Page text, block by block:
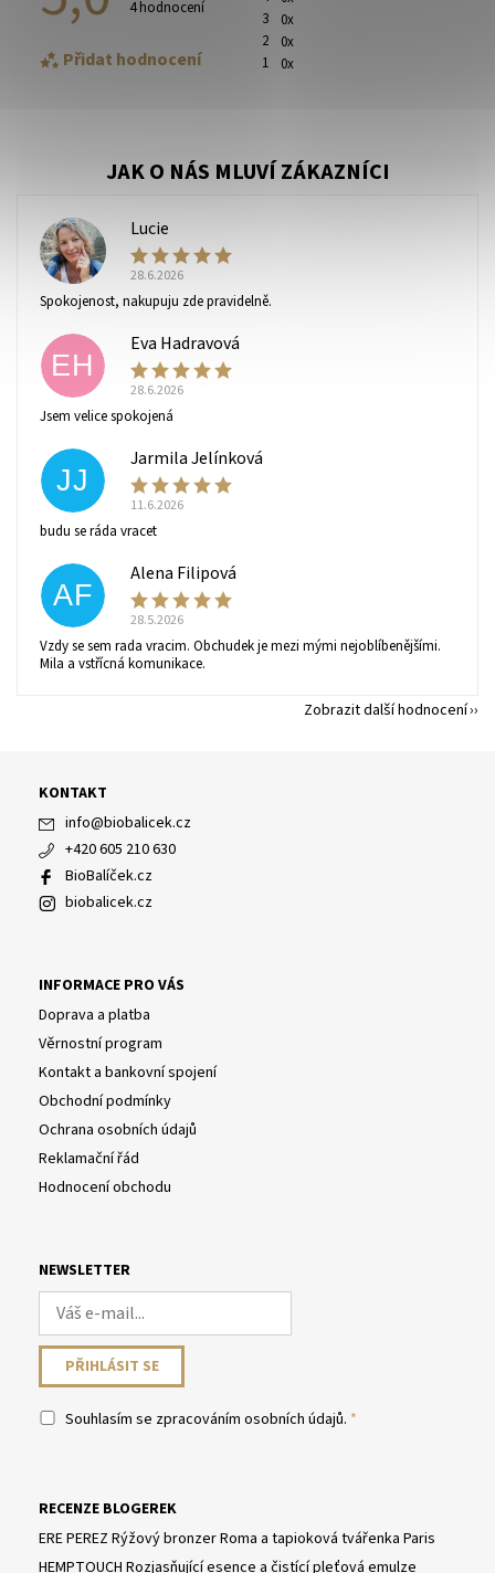
4 hodnocení
Přidat hodnocení
3
0x
2
0x
1
0x
Vaše osobní údaje budou zpracovány dle
ochrany osobních údajů .
L
Lucie
28.6.2026
Spokojenost, nakupuju zde pravidelně.
EH
Eva Hadravová
28.6.2026
Jsem velice spokojená
JJ
Jarmila Jelínková
11.6.2026
budu se ráda vracet
AF
Alena Filipová
28.5.2026
Vzdy se sem rada vracim. Obchudek je mezi mými nejoblíbenějšími.
Mila a vstřícná komunikace.
Zobrazit další hodnocení
KONTAKT
info@biobalicek.cz
+420 605 210 630
BioBalíček.cz
biobalicek.cz
INFORMACE PRO VÁS
Doprava a platba
Věrnostní program
Kontakt a bankovní spojení
Obchodní podmínky
Ochrana osobních údajů
Reklamační řád
Hodnocení obchodu
NEWSLETTER
Souhlasím se zpracováním osobních údajů.
RECENZE BLOGEREK
ERE PEREZ Rýžový bronzer Roma a tapioková tvářenka Paris
HEMPTOUCH Rozjasňující esence a čistící pleťová emulze